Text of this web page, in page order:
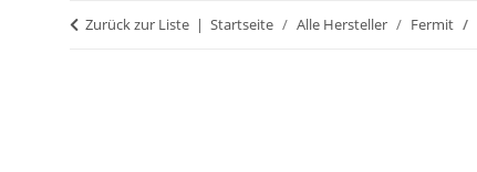
Zurück zur Liste Startseite Alle Hersteller Fermit